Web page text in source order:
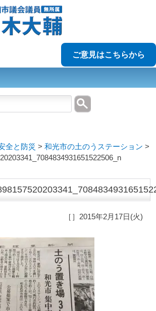
ご意見はこちらから
全と防災 >和光市の土のうステーション >
［］2015年2月17日(火)